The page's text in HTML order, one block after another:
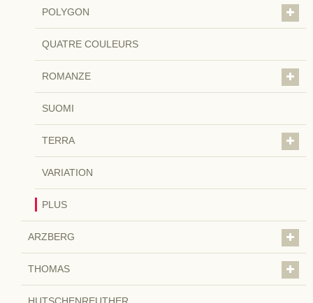
POLYGON
QUATRE COULEURS
ROMANZE
SUOMI
TERRA
VARIATION
PLUS
ARZBERG
THOMAS
HUTSCHENREUTHER